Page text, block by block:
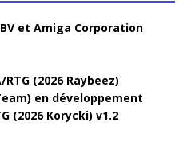
et Amiga Corporation
(2026 Raybeez)
en développement
(2026 Korycki) v1.2